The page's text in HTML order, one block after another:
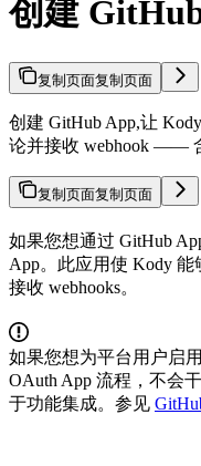
创建
复制页面复制页面
创建 GitHub App,让
论并接收 webhook ——
复制页面复制页面
如果您想通过 GitHub
App。此应用使 Kody
接收 webhooks。
如果您想为平台用户启
OAuth App 流程，不会
于功能集成。参见